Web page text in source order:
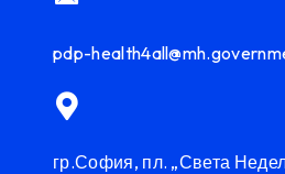
pdp-
гр.София, пл. „Света